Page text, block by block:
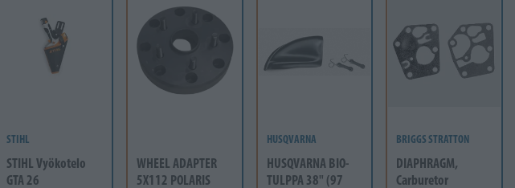
STIHL
STIHL Vyökotelo
GTA 26
WHEEL ADAPTER
5X112 POLARIS
HUSQVARNA
HUSQVARNA BIO-
TULPPA 38" (97
BRIGGS STRATTON
DIAPHRAGM,
Carburetor